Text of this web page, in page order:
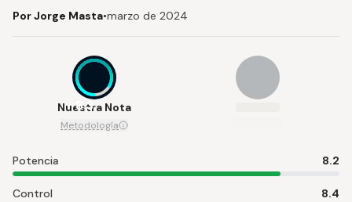
Por Jorge Masta•marzo de 2024
8.3
Nuestra Nota
Metodología
Potencia 8.2
Control 8.4